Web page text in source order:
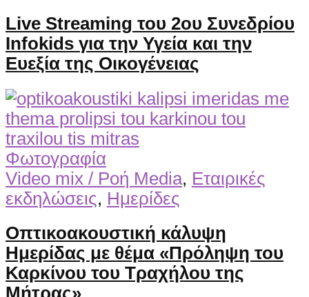
Live Streaming του 2ου Συνεδρίου
Infokids για την Υγεία και την
Ευεξία της Οικογένειας
Φωτογραφία
Video mix / Ροή Media, Εταιρικές
εκδηλώσεις, Ημερίδες
Οπτικοακουστική κάλυψη
Ημερίδας με θέμα «Πρόληψη του
Καρκίνου του Τραχήλου της
Μήτρας»